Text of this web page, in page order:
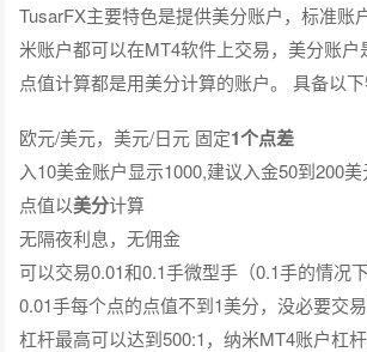
TusarFX主要特色是提供美分账户，标准账
米账户都可以在MT4软件上交易，美分账户
点值计算都是用美分计算的账户。 具备以
欧元/美元，美元/日元 固定1个点差
入10美金账户显示1000,建议入金50到200美
点值以美分计算
无隔夜利息，无佣金
可以交易0.01和0.1手微型手（0.1手的情况
0.01手每个点的点值不到1美分，没必要交易
杠杆最高可以达到500:1，纳米MT4账户杠